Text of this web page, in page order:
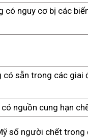
có nguy cơ bị các
sẵn trong các giai
nguồn cung hạn
số người chết trong